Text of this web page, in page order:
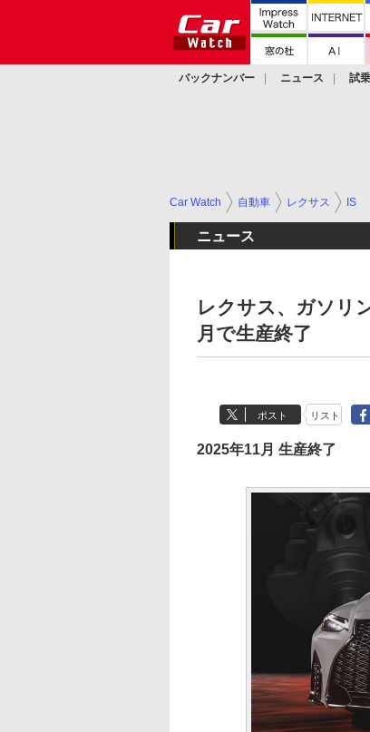
バックナンバー ニュース 試
Car Watch 自動車 レクサス IS
ニュース
レクサス、ガソリ
月で生産終了
ポスト リスト
2025年11月 生産終了